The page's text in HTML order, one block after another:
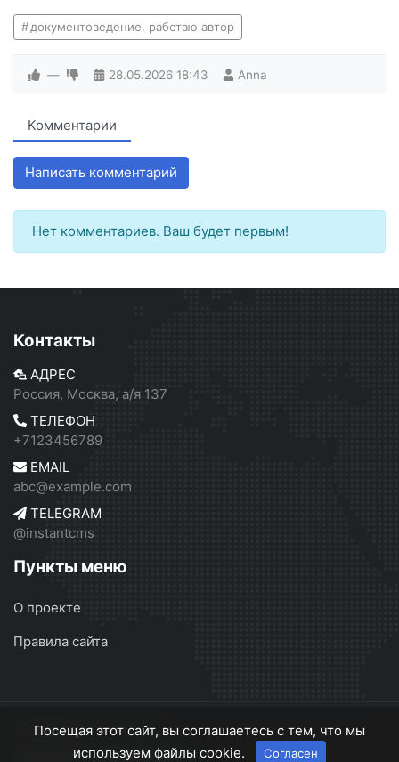
документоведение. работаю автор
— 28.05.2026 18:43 Anna
Комментарии
Написать комментарий
Нет комментариев. Ваш будет первым!
Контакты
АДРЕС
Россия, Москва, а/я 137
ТЕЛЕФОН
+7123456789
EMAIL
abc@example.com
TELEGRAM
@instantcms
Пункты меню
О проекте
Правила сайта
Серебрянск © 2026
О проекте
Правила сайта
Посещая этот сайт, вы соглашаетесь с тем, что мы
используем файлы cookie.
Согласен